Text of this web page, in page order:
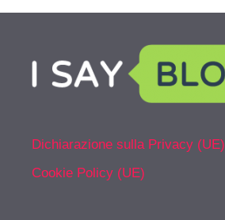
Dichiarazione sulla Privacy (UE)
Cookie Policy (UE)